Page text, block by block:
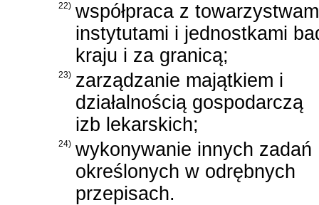
22) współpraca z
instytutami i jednostkami
kraju i za granicą;
23) zarządzanie majątkiem i
działalnością gospodarczą
izb lekarskich;
24) wykonywanie innych zadań
określonych w odrębnych
przepisach.